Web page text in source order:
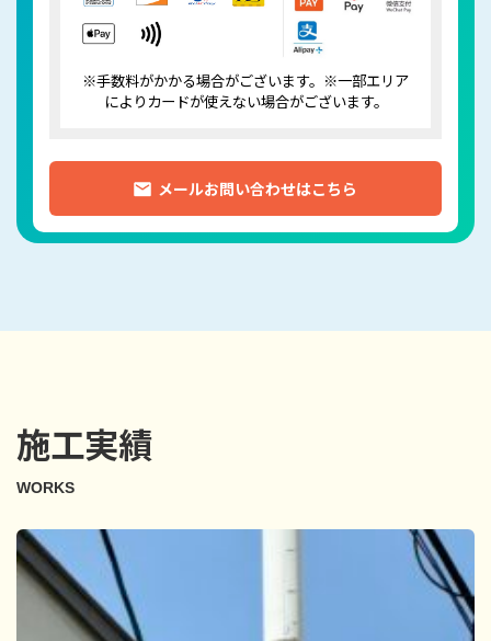
メールお問い合わせはこちら
※手数料がかかる場合がございます。※一部エリア
によりカードが使えない場合がございます。
施工実績
WORKS